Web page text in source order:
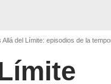
Allá del Límite: episodios de la